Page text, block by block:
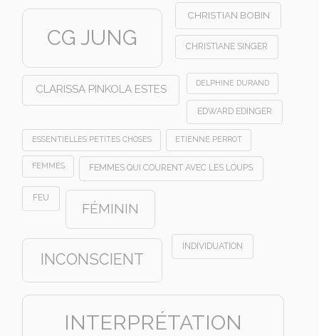
CG JUNG
CHRISTIAN BOBIN
CHRISTIANE SINGER
CLARISSA PINKOLA ESTES DELPHINE DURAND
EDWARD EDINGER
ESSENTIELLES PETITES CHOSES ETIENNE PERROT
FEMMES FEMMES QUI COURENT AVEC LES LOUPS
FEU
FÉMININ
INCONSCIENT
INDIVIDUATION
INTERPRÉTATION